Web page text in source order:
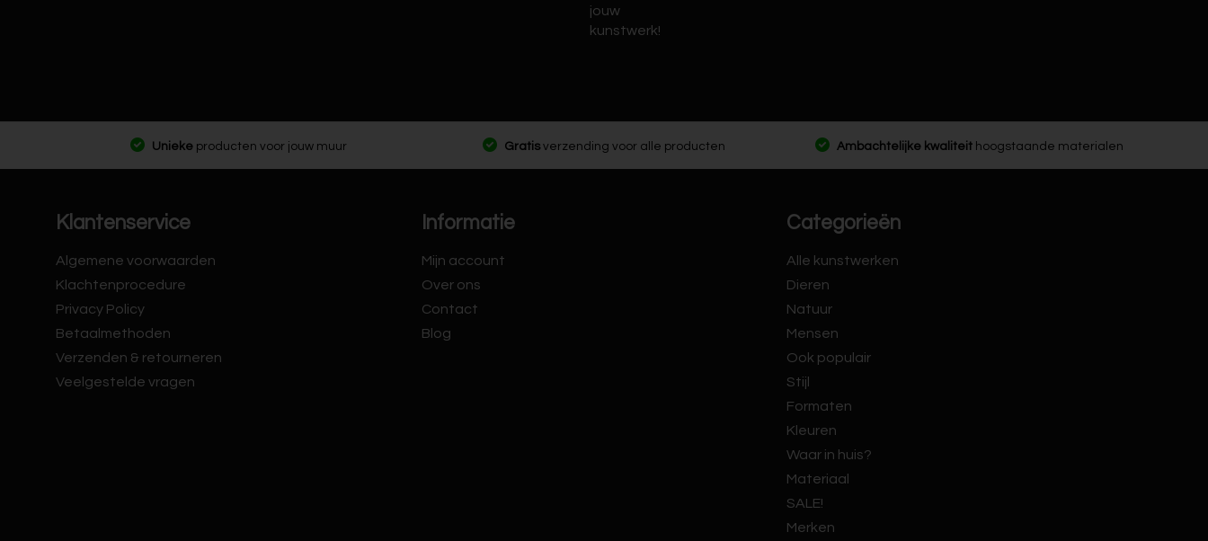
jouw
kunstwerk!
Unieke producten voor jouw muur Gratis verzending voor alle producten Ambachtelijke kwaliteit hoogstaande materialen
Klantenservice
Algemene voorwaarden
Klachtenprocedure
Privacy Policy
Betaalmethoden
Verzenden & retourneren
Veelgestelde vragen
Informatie
Mijn account
Over ons
Contact
Blog
Categorieën
Alle kunstwerken
Dieren
Natuur
Mensen
Ook populair
Stijl
Formaten
Kleuren
Waar in huis?
Materiaal
SALE!
Merken